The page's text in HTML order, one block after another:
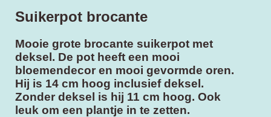
Suikerpot brocante
Mooie grote brocante suikerpot met
deksel. De pot heeft een mooi
bloemendecor en mooi gevormde oren.
Hij is 14 cm hoog inclusief deksel.
Zonder deksel is hij 11 cm hoog. Ook
leuk om een plantje in te zetten.